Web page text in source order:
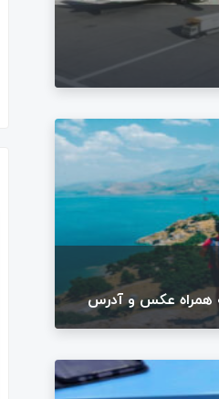
همراه عکس و آدرس